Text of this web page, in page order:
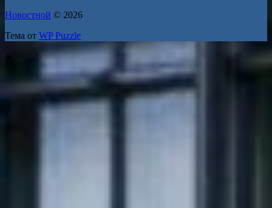
Новостной © 2026
Тема от WP Puzzle
➤